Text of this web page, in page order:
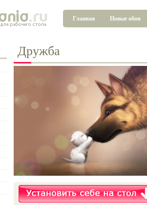
Главная Новые обои
Дружба